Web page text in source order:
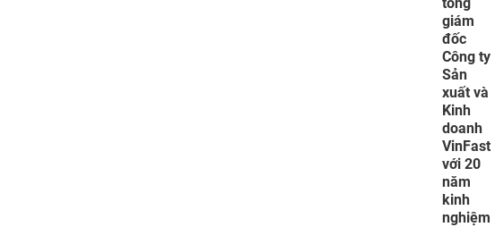
giám
đốc
Công ty
Sản
xuất và
Kinh
doanh
VinFast
với 20
năm
kinh
nghiệm